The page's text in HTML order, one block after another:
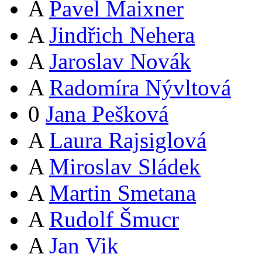
A Pavel Maixner
A Jindřich Nehera
A Jaroslav Novák
A Radomíra Nývltová
0 Jana Pešková
A Laura Rajsiglová
A Miroslav Sládek
A Martin Smetana
A Rudolf Šmucr
A Jan Vik